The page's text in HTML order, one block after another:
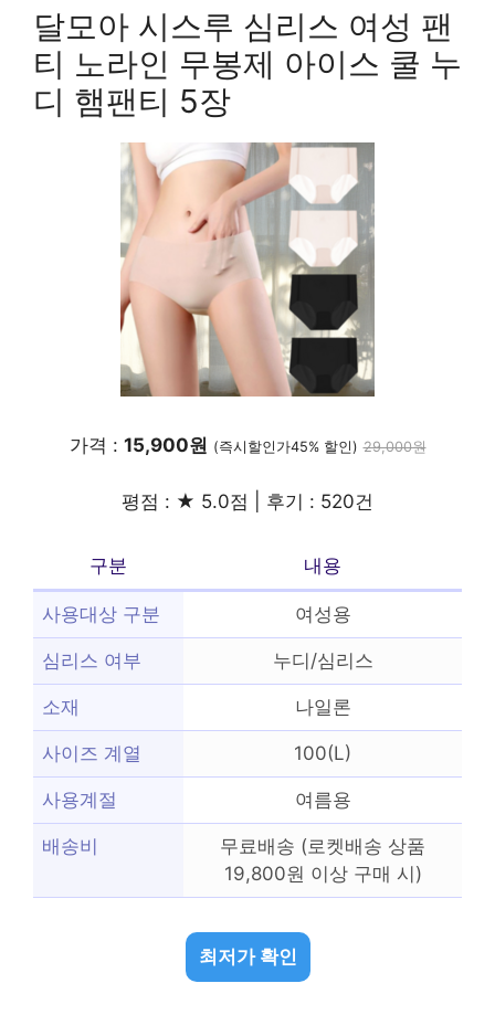
달모아 시스루 심리스 여성 팬
티 노라인 무봉제 아이스 쿨 누
디 햄팬티 5장
가격 : 15,900원 (즉시할인가45% 할인) 29,000원
평점 : ★ 5.0점 | 후기 : 520건
구분 내용
사용대상 구분 여성용
심리스 여부 누디/심리스
소재 나일론
사이즈 계열 100(L)
사용계절 여름용
배송비
무료배송 (로켓배송 상품
19,800원 이상 구매 시)
최저가 확인